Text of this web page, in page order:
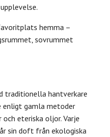
hemma –
sovrummet
traditionella hantverkare
enligt gamla metoder
eteriska oljor. Varje
sin doft från ekologiska